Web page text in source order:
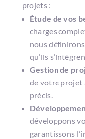
projets :
Étude de vos
charges
nous définirons
qu’ils
Gestion de
de votre projet
précis.
développons
garantissons